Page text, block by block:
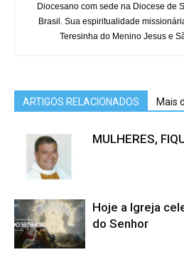
Diocesano com sede na Diocese de
Brasil. Sua espiritualidade
Teresinha do Menino Jesus e
ARTIGOS RELACIONADOS Mais
MULHERES,
Hoje a Igreja
do Senhor